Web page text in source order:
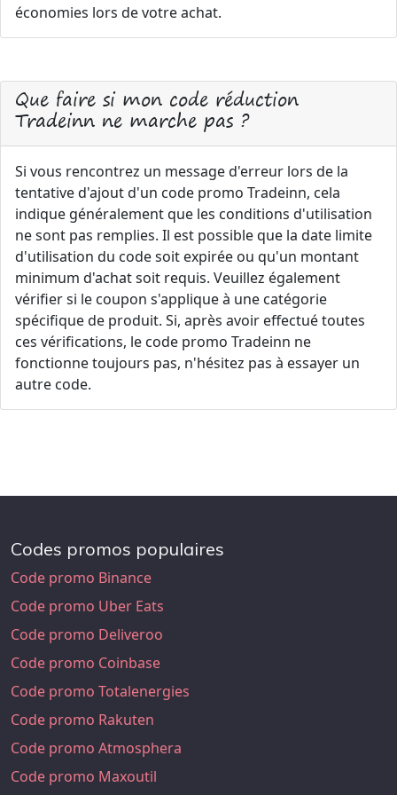
économies lors de votre achat.
Que faire si mon code réduction
Tradeinn ne marche pas ?
Si vous rencontrez un message d'erreur lors de la
tentative d'ajout d'un code promo Tradeinn, cela
indique généralement que les conditions d'utilisation
ne sont pas remplies. Il est possible que la date limite
d'utilisation du code soit expirée ou qu'un montant
minimum d'achat soit requis. Veuillez également
vérifier si le coupon s'applique à une catégorie
spécifique de produit. Si, après avoir effectué toutes
ces vérifications, le code promo Tradeinn ne
fonctionne toujours pas, n'hésitez pas à essayer un
autre code.
Codes promos populaires
Code promo Binance
Code promo Uber Eats
Code promo Deliveroo
Code promo Coinbase
Code promo Totalenergies
Code promo Rakuten
Code promo Atmosphera
Code promo Maxoutil